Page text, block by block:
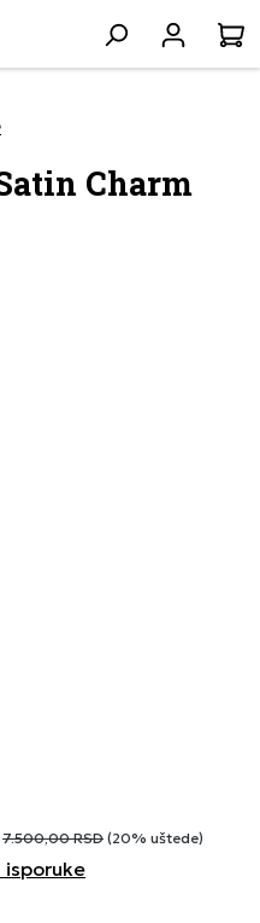
Charm
7.500,00 RSD (20% uštede)
isporuke